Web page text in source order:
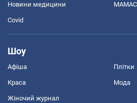
Новини медицини
Covid
Шоу
Афіша Плітки
Краса Мода
Жіночий журнал